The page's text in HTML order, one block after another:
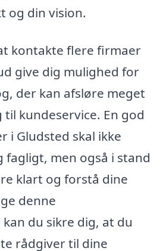
og din vision.
kontakte flere firmaer
give dig mulighed for
der kan afsløre meget
kundeservice. En god
i Gludsted skal ikke
men også i stand
klart og forstå dine
denne
du sikre dig, at du
rådgiver til dine